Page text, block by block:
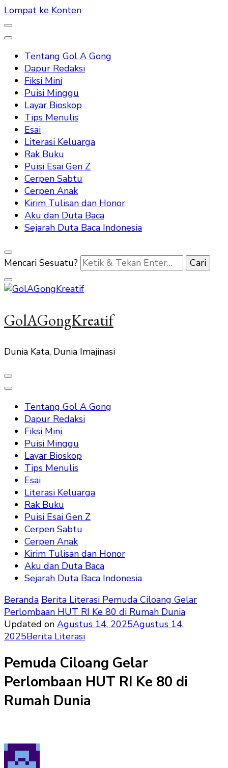
Lompat ke Konten
Tentang Gol A Gong
Dapur Redaksi
Fiksi Mini
Puisi Minggu
Layar Bioskop
Tips Menulis
Esai
Literasi Keluarga
Rak Buku
Puisi Esai Gen Z
Cerpen Sabtu
Cerpen Anak
Kirim Tulisan dan Honor
Aku dan Duta Baca
Sejarah Duta Baca Indonesia
Mencari Sesuatu?
GolAGongKreatif
Dunia Kata, Dunia Imajinasi
Tentang Gol A Gong
Dapur Redaksi
Fiksi Mini
Puisi Minggu
Layar Bioskop
Tips Menulis
Esai
Literasi Keluarga
Rak Buku
Puisi Esai Gen Z
Cerpen Sabtu
Cerpen Anak
Kirim Tulisan dan Honor
Aku dan Duta Baca
Sejarah Duta Baca Indonesia
Beranda Berita Literasi Pemuda Ciloang Gelar
Perlombaan HUT RI Ke 80 di Rumah Dunia
Updated on Agustus 14, 2025Agustus 14,
2025Berita Literasi
Pemuda Ciloang Gelar
Perlombaan HUT RI Ke 80 di
Rumah Dunia